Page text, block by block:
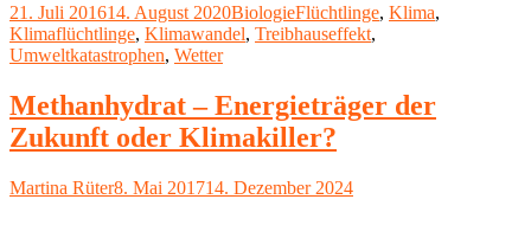
wird
in
Umwelt-
und
Klimaflüchtlinge
Veröffentlicht
am
21. Juli 201614. August 2020Kategorien
BiologieSchlagwörter
Flüchtlinge, Klima,
Klimaflüchtlinge, Klimawandel, Treibhauseffekt,
Umweltkatastrophen, Wetter
Methanhydrat – Energieträger der
Zukunft oder Klimakiller?
Autor
Martina RüterVeröffentlicht
8. Mai 201714. Dezember 2024